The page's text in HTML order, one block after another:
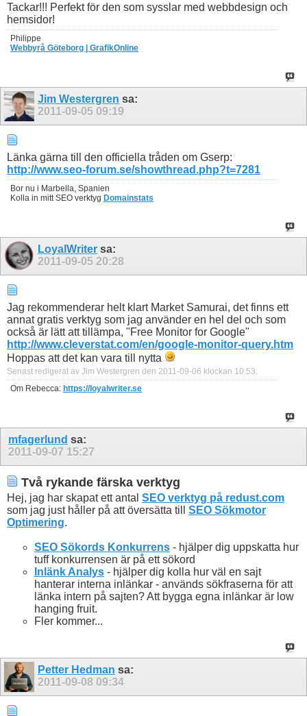
Tackar!!! Perfekt för den som sysslar med webbdesign och
hemsidor!
Philippe
Webbyrå Göteborg | GrafikOnline
Jim Westergren sa:
2011-09-05 09:19
Länka gärna till den officiella tråden om Gserp:
http://www.seo-forum.se/showthread.php?t=7281
Bor nu i Marbella, Spanien
Kolla in mitt SEO verktyg Domainstats
LoyalWriter sa:
2011-09-05 20:28
Jag rekommenderar helt klart Market Samurai, det finns ett
annat gratis verktyg som jag använder en hel del och som
också är lätt att tillämpa, "Free Monitor for Google"
http://www.cleverstat.com/en/google-monitor-query.htm
Hoppas att det kan vara till nytta
Senast redigerat av Jim Westergren den 2011-09-06 klockan 10:53.
Om Rebecca: https://loyalwriter.se
mfagerlund sa:
2011-09-07 15:27
Två rykande färska verktyg
Hej, jag har skapat ett antal SEO verktyg på redust.com
som jag just håller på att översätta till SEO Sökmotor
Optimering.
SEO Sökords Konkurrens - hjälper dig uppskatta hur
tuff konkurrensen är på ett sökord
Inlänk Analys - hjälper dig kolla hur väl en sajt
hanterar interna inlänkar - används sökfraserna för att
länka intern på sajten? Att bygga egna inlänkar är low
hanging fruit.
Fler kommer...
Petter Hedman sa:
2011-09-08 09:34